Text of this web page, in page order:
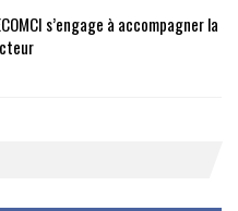
s’engage à accompagner la